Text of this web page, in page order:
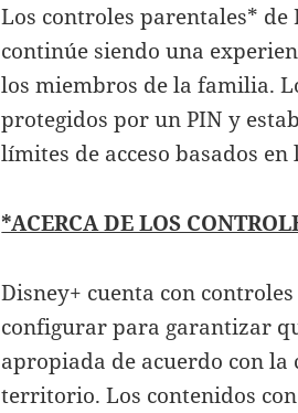
Los controles parentales*
continúe siendo una
los miembros de la familia.
protegidos por un PIN y
límites de acceso basados
*ACERCA DE LOS
Disney+ cuenta con
configurar para garantizar
apropiada de acuerdo con
territorio. Los contenidos